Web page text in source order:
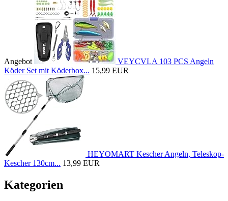
Angebot
VEYCVLA 103 PCS Angeln
Köder Set mit Köderbox... 15,99 EUR
HEYOMART Kescher Angeln, Teleskop-
Kescher 130cm... 13,99 EUR
Kategorien